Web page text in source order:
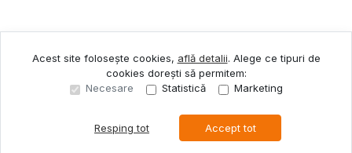
Sună acum Solicită vizionare
Acest site folosește cookies, află detalii. Alege ce tipuri de
cookies dorești să permitem:
Necesare
Statistică Marketing
Resping tot Accept tot